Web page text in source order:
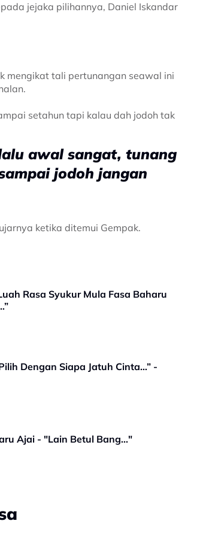
jejaka pilihannya, Daniel Iskandar
mengikat tali pertunangan seawal ini
setahun tapi kalau dah jodoh tak
awal sangat, tunang
jodoh jangan
ketika ditemui Gempak.
Rasa Syukur Mula Fasa Baharu
Dengan Siapa Jatuh Cinta…” -
Ajai - "Lain Betul Bang..."